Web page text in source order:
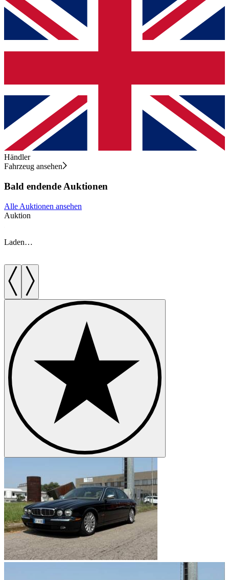
Händler
Fahrzeug ansehen
Bald endende Auktionen
Alle Auktionen ansehen
Auktion
Laden…